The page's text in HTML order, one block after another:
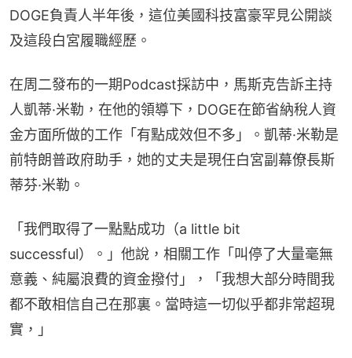
DOGE負責人半年後，這位美國科技富豪罕見公開談
及這段白宮履職經歷。
在周二發布的一期Podcast採訪中，馬斯克告訴主持
人凱蒂·米勒，在他的領導下，DOGE在節省納稅人資
金方面所做的工作「有點成效但不多」。凱蒂·米勒是
前特朗普政府助手，她的丈夫是現任白宮副幕僚長斯
蒂芬·米勒。
「我們取得了一點點成功（a little bit
successful）。」他說，相關工作「叫停了大量毫無
意義、純屬浪費的資金撥付」，「我想大部分時間我
都不敢相信自己在那裏。當時這一切似乎都非常超現
實，」